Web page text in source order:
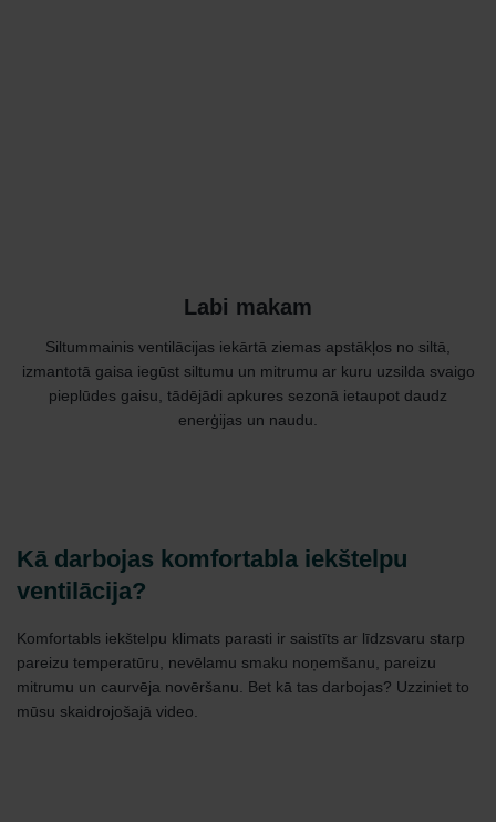
Labi makam
Siltummainis ventilācijas iekārtā ziemas apstākļos no siltā,
izmantotā gaisa iegūst siltumu un mitrumu ar kuru uzsilda svaigo
pieplūdes gaisu, tādējādi apkures sezonā ietaupot daudz
enerģijas un naudu.
Kā darbojas komfortabla iekštelpu
ventilācija?
Komfortabls iekštelpu klimats parasti ir saistīts ar līdzsvaru starp
pareizu temperatūru, nevēlamu smaku noņemšanu, pareizu
mitrumu un caurvēja novēršanu. Bet kā tas darbojas? Uzziniet to
mūsu skaidrojošajā video.